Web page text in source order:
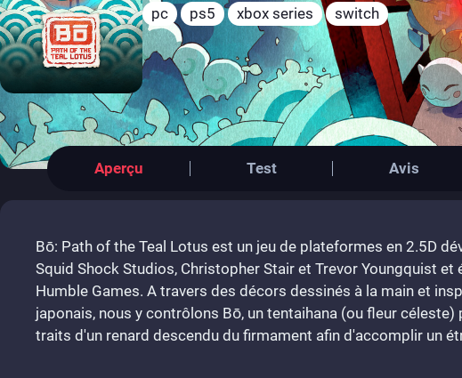
pc ps5 xbox series switch
Aperçu Test Avis
Bō: Path of the Teal Lotus est un jeu de plateformes en 2.5D
Squid Shock Studios, Christopher Stair et Trevor Youngquist et
Humble Games. A travers des décors dessinés à la main et
japonais, nous y contrôlons Bō, un tentaihana (ou fleur céleste)
traits d'un renard descendu du firmament afin d'accomplir un